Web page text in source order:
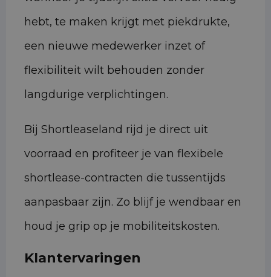
hebt, te maken krijgt met piekdrukte,
een nieuwe medewerker inzet of
flexibiliteit wilt behouden zonder
langdurige verplichtingen.
Bij Shortleaseland rijd je direct uit
voorraad en profiteer je van flexibele
shortlease-contracten die tussentijds
aanpasbaar zijn. Zo blijf je wendbaar en
houd je grip op je mobiliteitskosten.
Klantervaringen